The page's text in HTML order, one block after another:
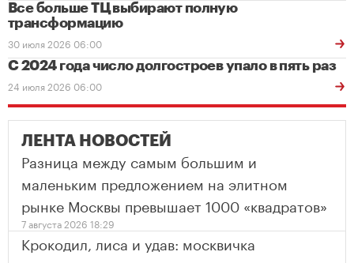
Все больше ТЦ выбирают полную
трансформацию
30 июля 2026 06:00
С 2024 года число долгостроев упало в пять раз
24 июля 2026 06:00
ЛЕНТА НОВОСТЕЙ
Разница между самым большим и
маленьким предложением на элитном
рынке Москвы превышает 1000 «квадратов»
7 августа 2026 18:29
Крокодил, лиса и удав: москвичка